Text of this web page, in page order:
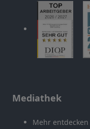
Mediathek
Mehr entdecken